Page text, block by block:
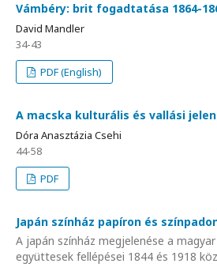
Vámbéry: brit fogadtatása 1864-
David Mandler
34-43
PDF (English)
A macska kulturális és vallási
Dóra Anasztázia Csehi
44-58
PDF
Japán színház papíron és
A japán színház megjelenése a
együttesek fellépései 1844 és 1918